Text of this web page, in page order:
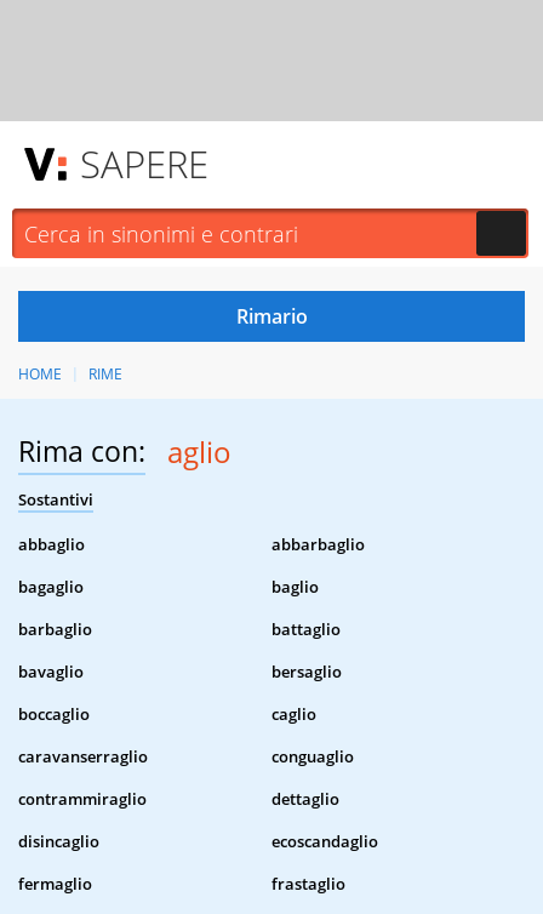
SAPERE
HOME RIME
Rima con: aglio
Sostantivi
abbaglio
abbarbaglio
bagaglio
baglio
barbaglio
battaglio
bavaglio
bersaglio
boccaglio
caglio
caravanserraglio
conguaglio
contrammiraglio
dettaglio
disincaglio
ecoscandaglio
fermaglio
frastaglio